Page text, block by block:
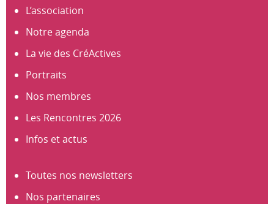
L’association
Notre agenda
La vie des CréActives
Portraits
Nos membres
Les Rencontres 2026
Infos et actus
Toutes nos newsletters
Nos partenaires